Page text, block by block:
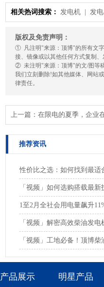
相关热词搜索： 发电机 | 发
版权及免责声明：
① 凡注明"来源：顶博"的所有文字
接、镜像或以其他任何方式复制
② 未注明"来源：顶博"的文/图等
我们立刻删除!如其他媒体、网站
律责任。
上一篇： 在限电的夏季，企业
推荐资讯
性价比之选：如何找到最适
「视频」如何选购搭载最
1至2月全社会用电量飙升
「视频」解密高效柴油发
「视频」工地必备！顶博
产品展示 明星产品